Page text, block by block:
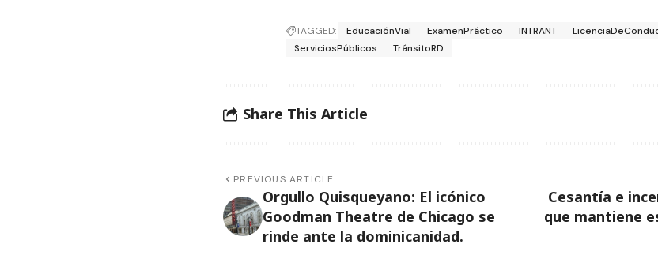
TAGGED: EducaciónVial ExamenPráctico INTRANT
ServiciosPúblicos
TránsitoRD
Share This Article
PREVIOUS ARTICLE
Orgullo Quisqueyano: El icónico
Goodman Theatre de Chicago se
rinde ante la dominicanidad.
Cesantía e
que mantiene